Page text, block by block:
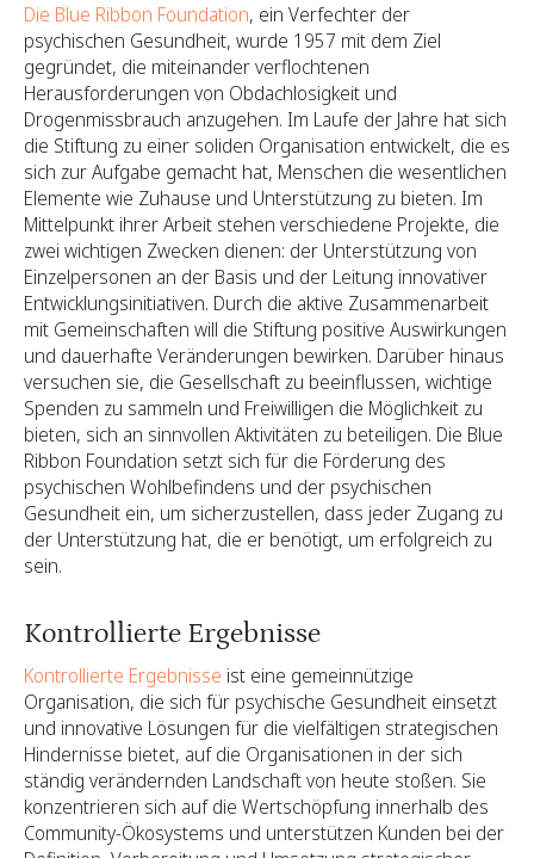
Die Blue Ribbon Foundation, ein Verfechter der
psychischen Gesundheit, wurde 1957 mit dem Ziel
gegründet, die miteinander verflochtenen
Herausforderungen von Obdachlosigkeit und
Drogenmissbrauch anzugehen. Im Laufe der Jahre hat sich
die Stiftung zu einer soliden Organisation entwickelt, die es
sich zur Aufgabe gemacht hat, Menschen die wesentlichen
Elemente wie Zuhause und Unterstützung zu bieten. Im
Mittelpunkt ihrer Arbeit stehen verschiedene Projekte, die
zwei wichtigen Zwecken dienen: der Unterstützung von
Einzelpersonen an der Basis und der Leitung innovativer
Entwicklungsinitiativen. Durch die aktive Zusammenarbeit
mit Gemeinschaften will die Stiftung positive Auswirkungen
und dauerhafte Veränderungen bewirken. Darüber hinaus
versuchen sie, die Gesellschaft zu beeinflussen, wichtige
Spenden zu sammeln und Freiwilligen die Möglichkeit zu
bieten, sich an sinnvollen Aktivitäten zu beteiligen. Die Blue
Ribbon Foundation setzt sich für die Förderung des
psychischen Wohlbefindens und der psychischen
Gesundheit ein, um sicherzustellen, dass jeder Zugang zu
der Unterstützung hat, die er benötigt, um erfolgreich zu
sein.
Kontrollierte Ergebnisse
Kontrollierte Ergebnisse ist eine gemeinnützige
Organisation, die sich für psychische Gesundheit einsetzt
und innovative Lösungen für die vielfältigen strategischen
Hindernisse bietet, auf die Organisationen in der sich
ständig verändernden Landschaft von heute stoßen. Sie
konzentrieren sich auf die Wertschöpfung innerhalb des
Community-Ökosystems und unterstützen Kunden bei der